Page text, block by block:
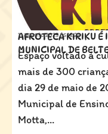
11 agosto 2025 ás12:23
AFROTECA KIRIKU É
MUNICIPAL DE
Espaço voltado à
mais de 300
dia 29 de maio de
Municipal de
Motta,...